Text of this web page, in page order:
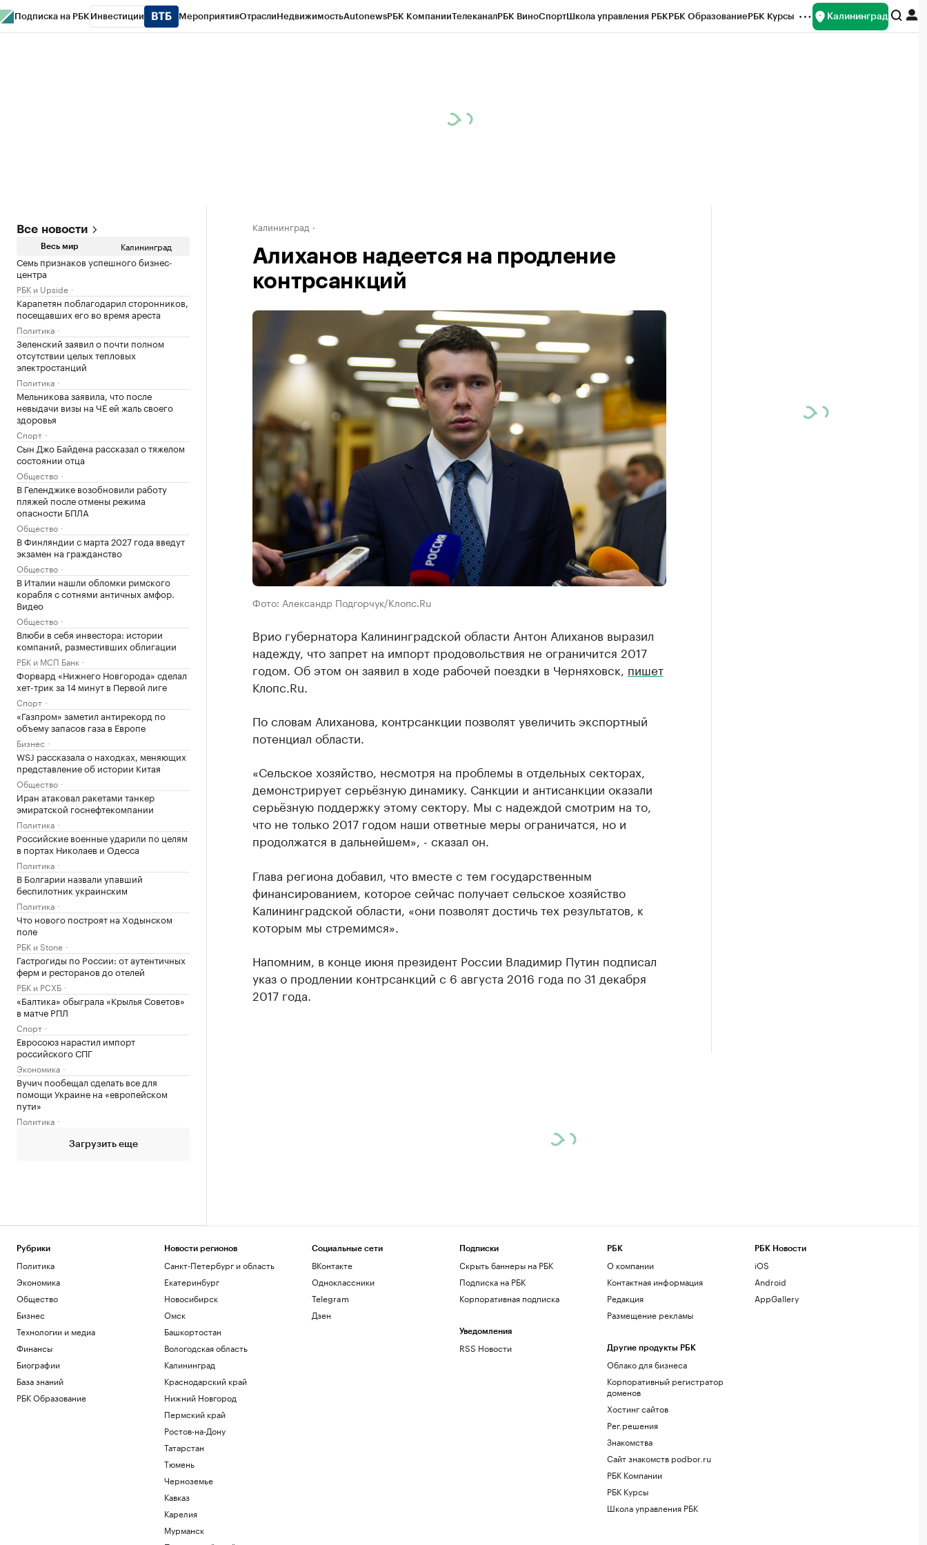
Подписка на РБК Инвестиции МероприятияОтраслиНедвижимостьAutonewsРБК КомпанииТелеканалРБК ВиноСпортШкола управления РБКРБК ОбразованиеРБК Курсы Калининград
Все новости
Весь мир Калининград
Семь признаков успешного бизнес-
центра
РБК и Upside
Карапетян поблагодарил сторонников,
посещавших его во время ареста
Политика
Зеленский заявил о почти полном
отсутствии целых тепловых
электростанций
Политика
Мельникова заявила, что после
невыдачи визы на ЧЕ ей жаль своего
здоровья
Спорт
Сын Джо Байдена рассказал о тяжелом
состоянии отца
Общество
В Геленджике возобновили работу
пляжей после отмены режима
опасности БПЛА
Общество
В Финляндии с марта 2027 года введут
экзамен на гражданство
Общество
В Италии нашли обломки римского
корабля с сотнями античных амфор.
Видео
Общество
Влюби в себя инвестора: истории
компаний, разместивших облигации
РБК и МСП Банк
Форвард «Нижнего Новгорода» сделал
хет-трик за 14 минут в Первой лиге
Спорт
«Газпром» заметил антирекорд по
объему запасов газа в Европе
Бизнес
WSJ рассказала о находках, меняющих
представление об истории Китая
Общество
Иран атаковал ракетами танкер
эмиратской госнефтекомпании
Политика
Российские военные ударили по целям
в портах Николаев и Одесса
Политика
В Болгарии назвали упавший
беспилотник украинским
Политика
Что нового построят на Ходынском
поле
РБК и Stone
Гастрогиды по России: от аутентичных
ферм и ресторанов до отелей
РБК и РСХБ
«Балтика» обыграла «Крылья Советов»
в матче РПЛ
Спорт
Евросоюз нарастил импорт
российского СПГ
Экономика
Вучич пообещал сделать все для
помощи Украине на «европейском
пути»
Политика
Загрузить еще
Калининград
Алиханов надеется на продление
контрсанкций
Фото: Александр Подгорчук/Клопс.Ru
Врио губернатора Калининградской области Антон Алиханов выразил
надежду, что запрет на импорт продовольствия не ограничится 2017
годом. Об этом он заявил в ходе рабочей поездки в Черняховск, пишет
Клопс.Ru.
По словам Алиханова, контрсанкции позволят увеличить экспортный
потенциал области.
«Сельское хозяйство, несмотря на проблемы в отдельных секторах,
демонстрирует серьёзную динамику. Санкции и антисанкции оказали
серьёзную поддержку этому сектору. Мы с надеждой смотрим на то,
что не только 2017 годом наши ответные меры ограничатся, но и
продолжатся в дальнейшем», - сказал он.
Глава региона добавил, что вместе с тем государственным
финансированием, которое сейчас получает сельское хозяйство
Калининградской области, «они позволят достичь тех результатов, к
которым мы стремимся».
Напомним, в конце июня президент России Владимир Путин подписал
указ о продлении контрсанкций с 6 августа 2016 года по 31 декабря
2017 года.
Рубрики
Политика
Экономика
Общество
Бизнес
Технологии и медиа
Финансы
Биографии
База знаний
РБК Образование
Новости регионов
Санкт-Петербург и область
Екатеринбург
Новосибирск
Омск
Башкортостан
Вологодская область
Калининград
Краснодарский край
Нижний Новгород
Пермский край
Ростов-на-Дону
Татарстан
Тюмень
Черноземье
Кавказ
Карелия
Мурманск
Социальные сети
ВКонтакте
Одноклассники
Telegram
Дзен
Подписки
Скрыть баннеры на РБК
Подписка на РБК
Корпоративная подписка
Уведомления
RSS Новости
РБК
О компании
Контактная информация
Редакция
Размещение рекламы
Другие продукты РБК
Облако для бизнеса
Корпоративный регистратор
доменов
Хостинг сайтов
Рег.решения
Знакомства
Сайт знакомств podbor.ru
РБК Компании
РБК Курсы
Школа управления РБК
РБК Новости
iOS
Android
AppGallery